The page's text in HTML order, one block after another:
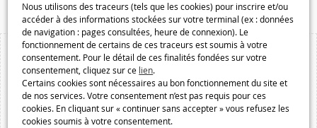
Nous utilisons des traceurs (tels que les cookies) pour inscrire et/ou
accéder à des informations stockées sur votre terminal (ex : données
de navigation : pages consultées, heure de connexion). Le
fonctionnement de certains de ces traceurs est soumis à votre
consentement. Pour le détail de ces finalités fondées sur votre
consentement, cliquez sur ce lien.
Certains cookies sont nécessaires au bon fonctionnement du site et
de nos services. Votre consentement n’est pas requis pour ces
cookies. En cliquant sur « continuer sans accepter » vous refusez les
cookies soumis à votre consentement.